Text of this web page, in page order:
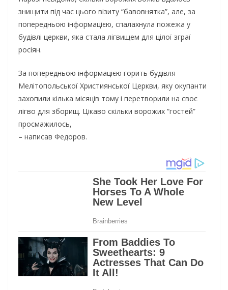
знищити під час цього візиту “бавовнятка”, але, за
попередньою інформацією, спалахнула пожежа у
будівлі церкви, яка стала лігвищем для цілої зграї
росіян.
За попередньою інформацією горить будівля
Мелітопольської Християнської Церкви, яку окупанти
захопили кілька місяців тому і перетворили на своє
лігво для зборищ. Цікаво скільки ворожих “гостей”
просмажилось,
– написав Федоров.